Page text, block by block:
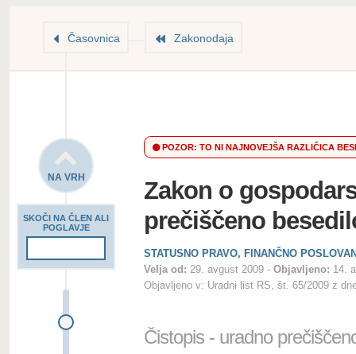
Časovnica Zakonodaja
NA VRH
SKOČI NA ČLEN ALI
POGLAVJE
POZOR: TO NI NAJNOVEJŠA RAZLIČICA
Zakon o
prečiščeno
STATUSNO PRAVO, FINANČNO
Velja od: 29. avgust 2009 Objavljeno: 14.
Objavljeno v: Uradni list RS, št. 65/2009 z
Čistopis - uradno